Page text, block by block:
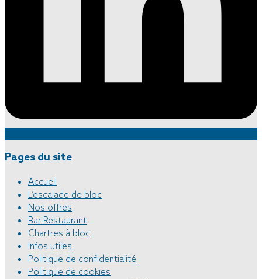
Pages du site
Accueil
L’escalade de bloc
Nos offres
Bar-Restaurant
Chartres à bloc
Infos utiles
Politique de confidentialité
Politique de cookies